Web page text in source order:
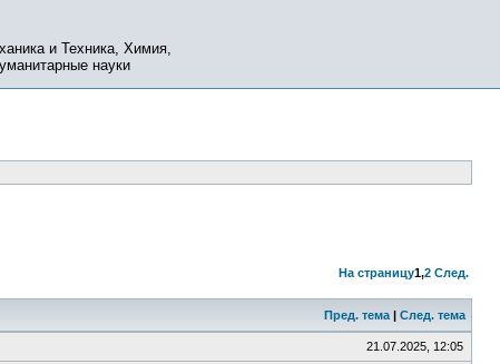
и Техника, Химия,
науки
На страницу1,2 След.
Пред. тема | След. тема
21.07.2025, 12:05